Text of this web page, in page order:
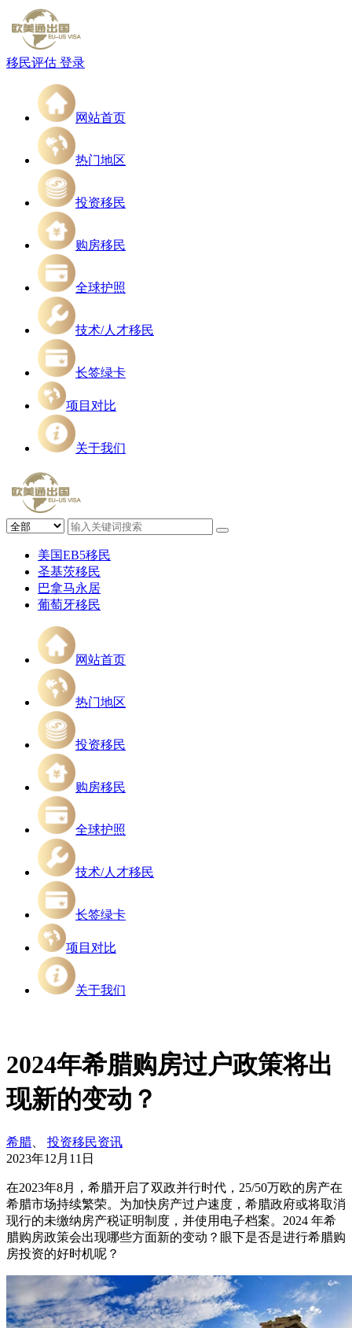
移民评估 登录
网站首页
热门地区
投资移民
购房移民
全球护照
技术/人才移民
长签绿卡
项目对比
关于我们
美国EB5移民
圣基茨移民
巴拿马永居
葡萄牙移民
网站首页
热门地区
投资移民
购房移民
全球护照
技术/人才移民
长签绿卡
项目对比
关于我们
2024年希腊购房过户政策将出
现新的变动？
希腊
投资移民资讯
2023年12月11日
在2023年8月，希腊开启了双政并行时代，25/50万欧的房产在
希腊市场持续繁荣。为加快房产过户速度，希腊政府或将取消
现行的未缴纳房产税证明制度，并使用电子档案。2024 年希
腊购房政策会出现哪些方面新的变动？眼下是否是进行希腊购
房投资的好时机呢？